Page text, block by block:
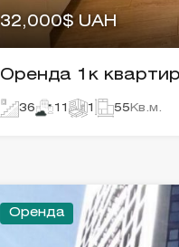
32,000$ UAH
Оренда 1к
36 11 1 55 Кв.м.
Оренда